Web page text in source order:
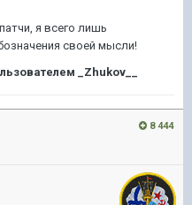
я всего лишь
своей мысли!
_Zhukov__
8 444